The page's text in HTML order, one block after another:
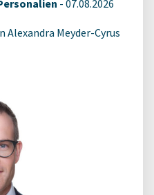
- 07.08.2026
Meyder-Cyrus